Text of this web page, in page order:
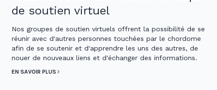
de soutien virtuel
Nos groupes de soutien virtuels offrent la possibilité de se
réunir avec d'autres personnes touchées par le chordome
afin de se soutenir et d'apprendre les uns des autres, de
nouer de nouveaux liens et d'échanger des informations.
EN SAVOIR PLUS